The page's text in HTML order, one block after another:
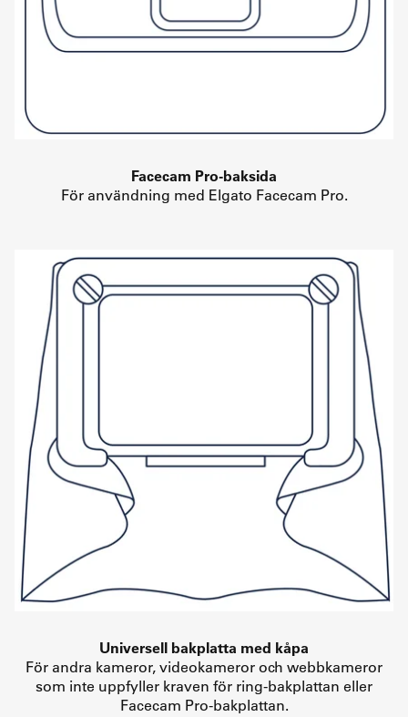
Facecam Pro-baksida
För användning med Elgato Facecam Pro.
Universell bakplatta med kåpa
För andra kameror, videokameror och webbkameror
som inte uppfyller kraven för ring-bakplattan eller
Facecam Pro-bakplattan.